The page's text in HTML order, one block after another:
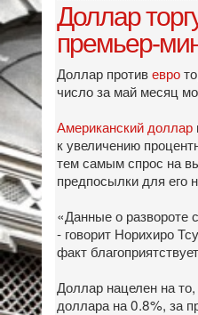
Доллар
премьер-
Доллар противевро
число за май месяц
Американский доллар
к увеличению
тем самым спрос на
предпосылки для его
«Данные о развороте
- говорит Норихиро
факт
Доллар нацелен на
доллара на 0.8%, за